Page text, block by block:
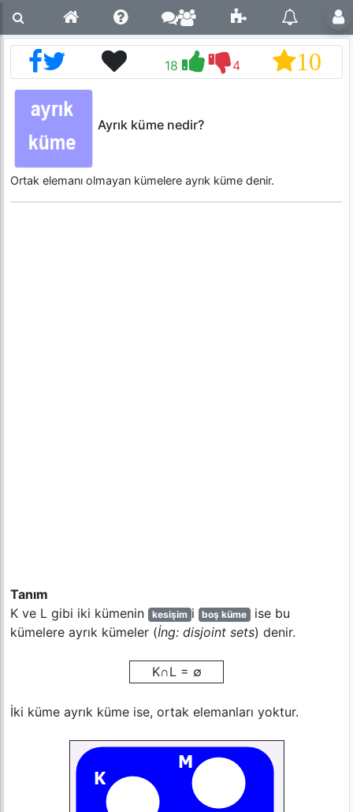
18 4 10
Ayrık küme nedir?
Ortak elemanı olmayan kümelere ayrık küme denir.
Tanım
K ve L gibi iki kümenin
kesişim i boş küme
ise bu
kümelere ayrık kümeler (İng: disjoint sets) denir.
K∩L = ∅
İki küme ayrık küme ise, ortak elemanları yoktur.